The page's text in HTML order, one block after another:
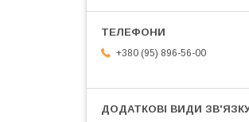
+380 (95) 896-56-00